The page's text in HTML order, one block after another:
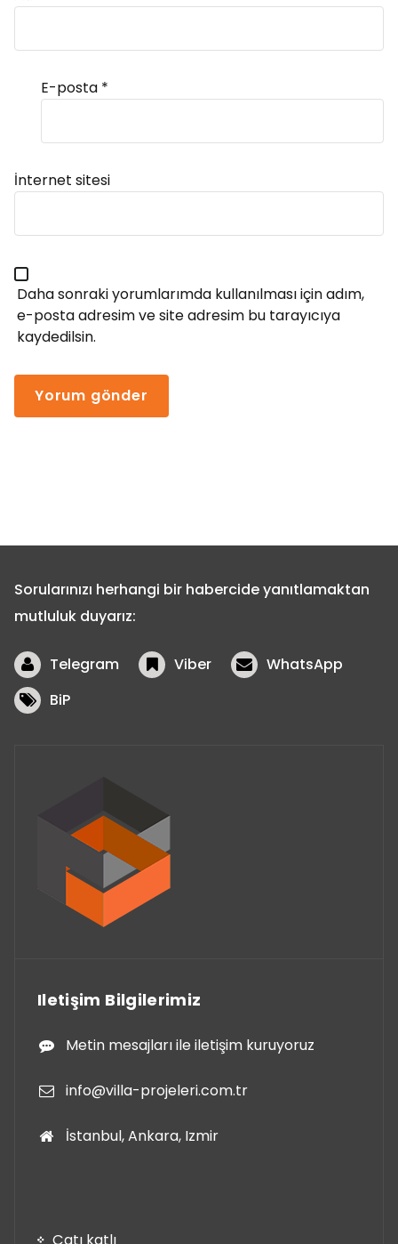
E-posta *
İnternet sitesi
Daha sonraki yorumlarımda kullanılması için adım,
e-posta adresim ve site adresim bu tarayıcıya
kaydedilsin.
Alternative:
Sorularınızı herhangi bir habercide yanıtlamaktan
mutluluk duyarız:
Telegram Viber
WhatsApp
BiP
Iletişim Bilgilerimiz
Metin mesajları ile iletişim kuruyoruz
info@villa-projeleri.com.tr
İstanbul, Ankara, Izmir